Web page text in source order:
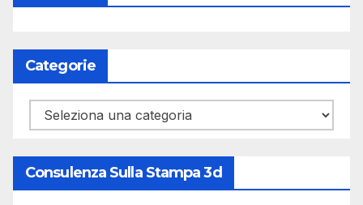
Categorie
Categorie
Consulenza Sulla Stampa 3d